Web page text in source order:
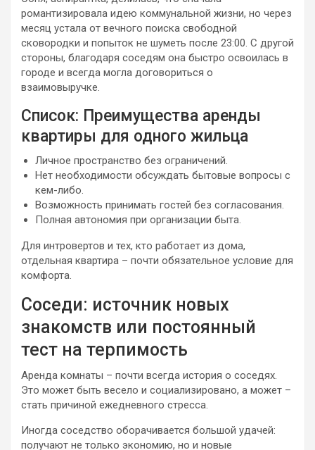
романтизировала идею коммунальной жизни, но через
месяц устала от вечного поиска свободной
сковородки и попыток не шуметь после 23:00. С другой
стороны, благодаря соседям она быстро освоилась в
городе и всегда могла договориться о
взаимовыручке.
Список: Преимущества аренды
квартиры для одного жильца
Личное пространство без ограничений.
Нет необходимости обсуждать бытовые вопросы с
кем-либо.
Возможность принимать гостей без согласования.
Полная автономия при организации быта.
Для интровертов и тех, кто работает из дома,
отдельная квартира – почти обязательное условие для
комфорта.
Соседи: источник новых
знакомств или постоянный
тест на терпимость
Аренда комнаты – почти всегда история о соседях.
Это может быть весело и социализировано, а может –
стать причиной ежедневного стресса.
Иногда соседство оборачивается большой удачей:
получают не только экономию, но и новые